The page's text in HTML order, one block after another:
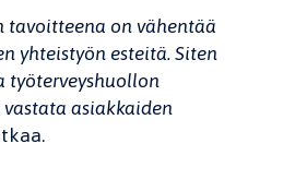
tavoitteena on vähentää
yhteistyön esteitä. Siten
työterveyshuollon
asiakkaiden